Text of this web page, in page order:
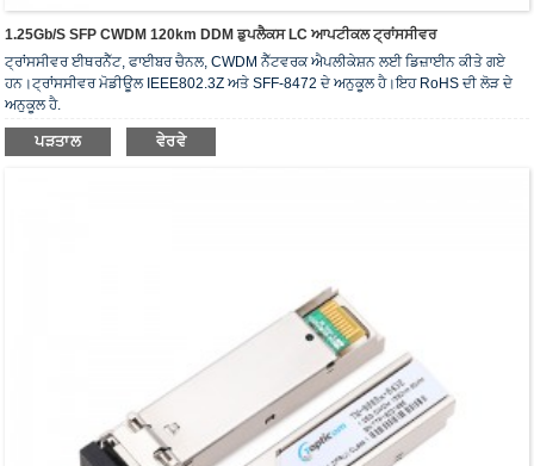
1.25Gb/s SFP CWDM 120km DDM ਡੁਪਲੈਕਸ LC ਆਪਟੀਕਲ ਟ੍ਰਾਂਸਸੀਵਰ
ਟ੍ਰਾਂਸਸੀਵਰ ਈਥਰਨੈੱਟ, ਫਾਈਬਰ ਚੈਨਲ, CWDM ਨੈੱਟਵਰਕ ਐਪਲੀਕੇਸ਼ਨ ਲਈ ਡਿਜ਼ਾਈਨ ਕੀਤੇ ਗਏ
ਹਨ।ਟ੍ਰਾਂਸਸੀਵਰ ਮੋਡੀਊਲ IEEE802.3Z ਅਤੇ SFF-8472 ਦੇ ਅਨੁਕੂਲ ਹੈ।ਇਹ RoHS ਦੀ ਲੋੜ ਦੇ
ਅਨੁਕੂਲ ਹੈ.
ਪੜਤਾਲ ਵੇਰਵੇ